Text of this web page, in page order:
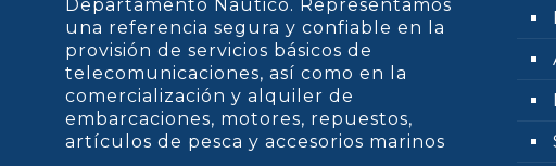
Departamento Náutico. Representamos
una referencia segura y confiable en la
provisión de servicios básicos de
telecomunicaciones, así como en la
comercialización y alquiler de
embarcaciones, motores, repuestos,
artículos de pesca y accesorios marinos